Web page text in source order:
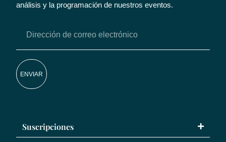
análisis y la programación de nuestros eventos.
ENVIAR
Suscripciones